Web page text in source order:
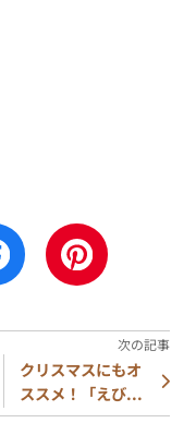
クリスマスにもオ
ススメ！「えび...